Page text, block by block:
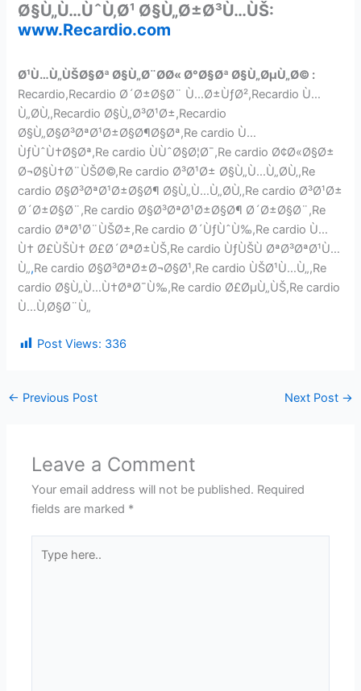
Ø§Ù„Ù…ÙˆÙ‚Ø¹ Ø§Ù„Ø±Ø³Ù…ÙŠ:
www.Recardio.com
Ø¹Ù…Ù„ÙŠØ§Øª Ø§Ù„Ø¨Ø­Ø« Ø°Ø§Øª Ø§Ù„ØµÙ„Ø© :
Recardio,Recardio Ø´Ø±Ø§Ø¨ Ù…Ø±ÙƒØ²,Recardio Ù…
Ù„Ø­Ù‚,Recardio Ø§Ù„Ø³Ø¹Ø±,Recardio
Ø§Ù„Ø§Ø³ØªØ¹Ø±Ø§Ø¶Ø§Øª,Re cardio Ù…
ÙƒÙˆÙ†Ø§Øª,Re cardio ÙÙˆØ§Ø¦Ø¯,Re cardio Ø¢Ø«Ø§Ø±
Ø¬Ø§Ù†Ø¨ÙŠØ©,Re cardio Ø³Ø¹Ø± Ø§Ù„Ù…Ù„Ø­Ù‚,Re
cardio Ø§Ø³ØªØ¹Ø±Ø§Ø¶ Ø§Ù„Ù…Ù„Ø­Ù‚,Re cardio Ø³Ø¹Ø±
Ø´Ø±Ø§Ø¨,Re cardio Ø§Ø³ØªØ¹Ø±Ø§Ø¶ Ø´Ø±Ø§Ø¨,Re
cardio ØªØ¹Ø¨ÙŠØ±,Re cardio Ø´ÙƒÙˆÙ‰,Re cardio Ù…
Ù† Ø£ÙŠÙ† Ø£Ø´ØªØ±ÙŠ,Re cardio ÙƒÙŠÙ ØªØ³ØªØ¹Ù…
Ù„,Re cardio Ø§Ø³ØªØ±Ø¬Ø§Ø¹,Re cardio ÙŠØ¹Ù…Ù„,Re
cardio Ø§Ù„Ù…Ù†ØªØ¯Ù‰,Re cardio Ø£ØµÙ„ÙŠ,Re cardio
Ù…Ù‚Ø§Ø¨Ù„
Post Views: 336
← Previous Post Next Post →
Leave a Comment
Your email address will not be published. Required
fields are marked *
here..